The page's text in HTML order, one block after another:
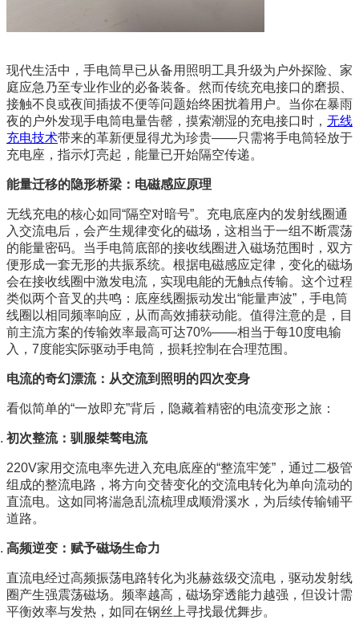
现代生活中，手电筒早已从备用照明工具升级为户外探险、家
庭应急乃至专业作业的必备装备。然而传统充电接口的磨损、
接触不良或夜间插拔不便等问题始终困扰着用户。当你在暴雨
夜的户外发现手电筒电量告罄，摸索潮湿的充电接口时， 无线
充电技术带来的革新便显得尤为珍贵——只需将手电筒轻放于
充电座，指示灯亮起，能量已开始隔空传递。
能量迁移的隐形桥梁：电磁感应原理
无线充电的核心如同“隔空对暗号”。充电底座内的发射线圈通
入交流电后，会产生规律变化的磁场，这相当于一组不断震荡
的能量密码。当手电筒底部的接收线圈进入磁场范围时，双方
便形成一套无形的共振系统。根据电磁感应定律，变化的磁场
会在接收线圈中激发电流，实现电能的无触点传输。这个过程
类似两个音叉的共鸣：底座线圈振动发出“能量声波”，手电筒
线圈以相同频率响应，从而高效捕获动能。值得注意的是，目
前主流方案的传输效率最高可达70%——相当于每10度电输
入，7度能实际驱动手电筒，损耗控制在合理范围。
电流的奇幻漂流：从交流到照明的四次变身
看似简单的“一放即充”背后，隐藏着精密的电流变形之旅：
初次整流：驯服桀骜电流
220V家用交流电率先进入充电底座的“整流牢笼”，通过二极管
组成的整流电路，将方向交替变化的交流电转化为单向流动的
直流电。这如同将湍急乱流梳理成顺滑溪水，为后续传输铺平
道路。
高频逆变：赋予磁场生命力
直流电经过高频振荡电路转化为兆赫兹级交流电，驱动发射线
圈产生强震荡磁场。频率越高，磁场穿透能力越强，但设计需
平衡效率与发热，如同在钢丝上寻找最优舞步。